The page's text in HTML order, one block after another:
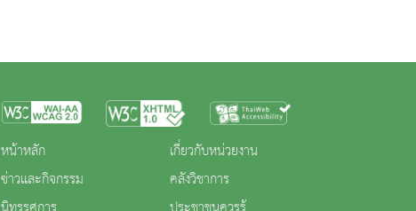
หน้าหลัก
ข่าวและกิจกรรม
เกี่ยวกับหน่วยงาน
คลังวิชาการ